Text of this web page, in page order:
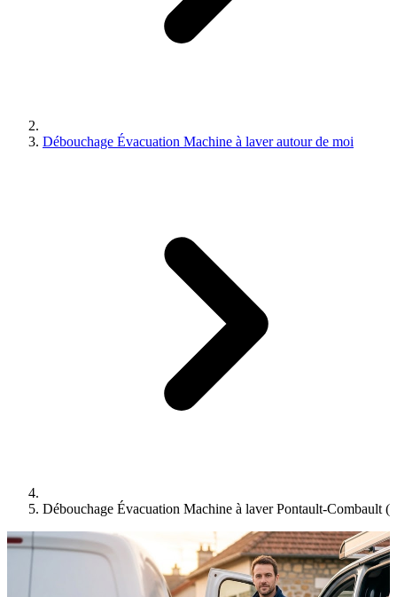
Débouchage Évacuation Machine à laver autour de moi
Débouchage Évacuation Machine à laver Pontault-Combault